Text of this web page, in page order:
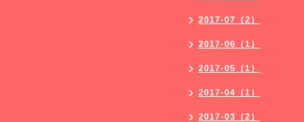
2017-07（2）
2017-06（1）
2017-05（1）
2017-04（1）
2017-03（2）